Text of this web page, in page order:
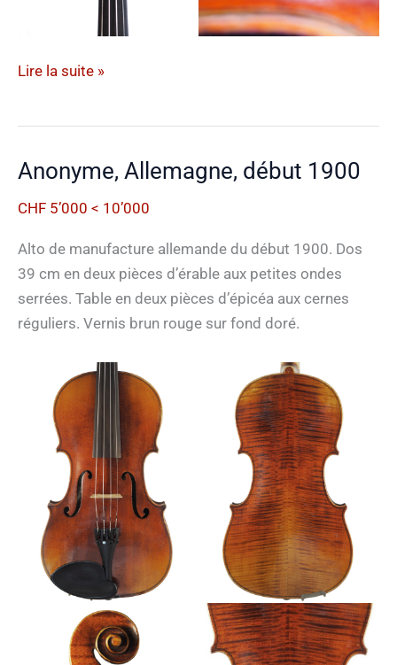
Étiquette
Lire la suite »
Anonyme, Allemagne, début 1900
CHF 5’000 < 10’000
Alto de manufacture allemande du début 1900. Dos
39 cm en deux pièces d’érable aux petites ondes
serrées. Table en deux pièces d’épicéa aux cernes
réguliers. Vernis brun rouge sur fond doré.